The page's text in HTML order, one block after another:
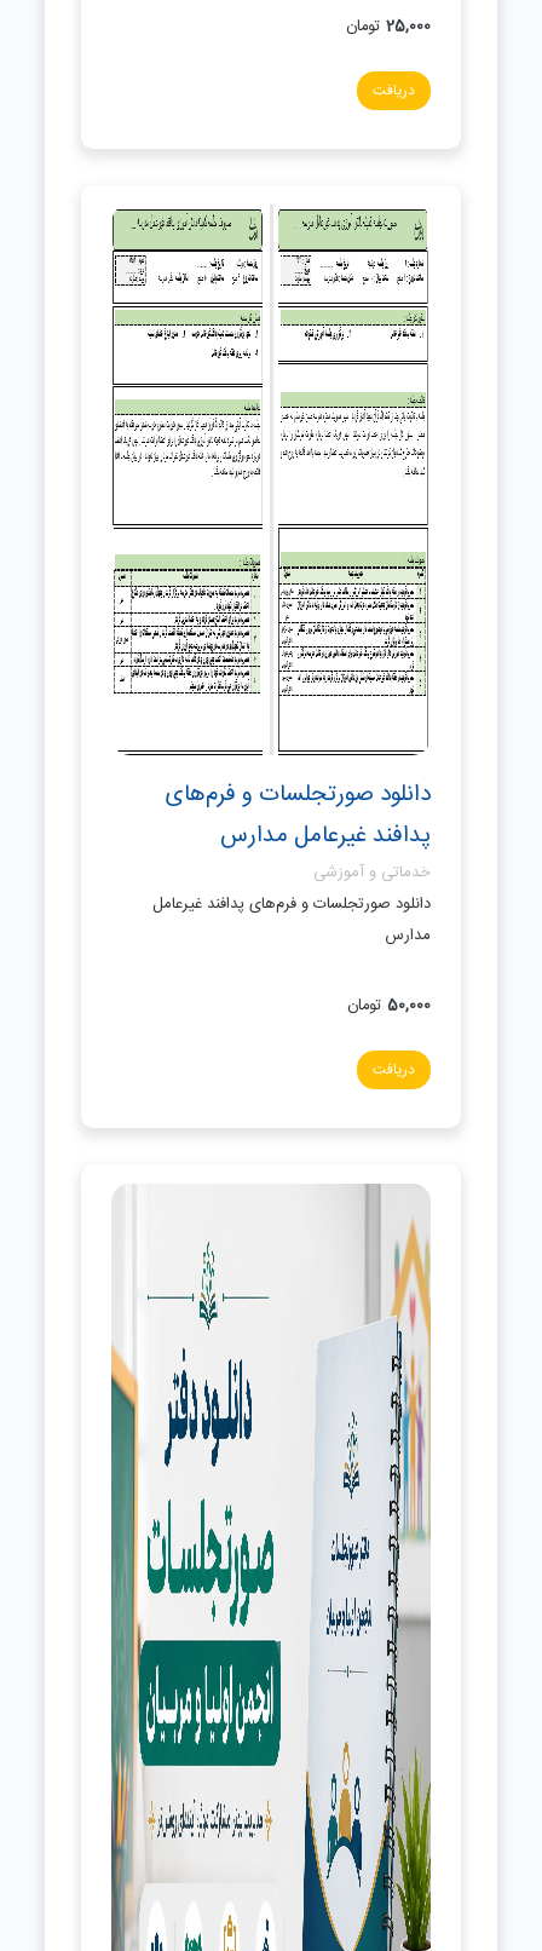
25,000 تومان
دریافت
دانلود صورتجلسات و فرم‌های
پدافند غیرعامل مدارس
خدماتی و آموزشی
دانلود صورتجلسات و فرم‌های پدافند غیرعامل
مدارس
50,000 تومان
دریافت